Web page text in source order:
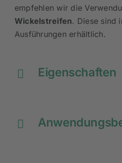
empfehlen wir die
Wickelstreifen. Diese sind
Ausführungen erhältlich.
Eigenschaften